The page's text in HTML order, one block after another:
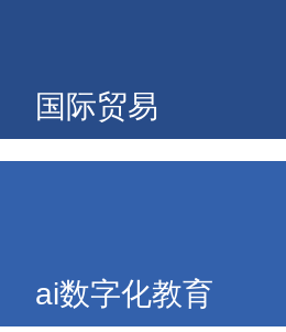
国际贸易
ai数字化教育